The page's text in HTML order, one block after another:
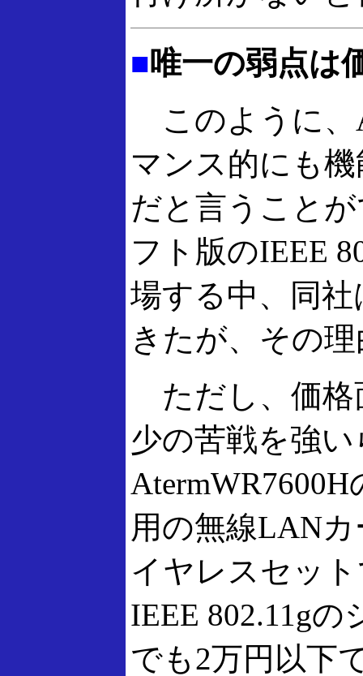
■唯一の弱点は
このように、
マンス的にも
だと言うこと
フト版のIEEE
場する中、同
きたが、その
ただし、価格
少の苦戦を強
用の無線LAN
イヤレスセッ
IEEE 802.11g
でも2万円以下